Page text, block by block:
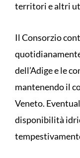
territori e altri
Il Consorzio
dell’Adige e le
mantenendo il
Veneto.
disponibilità